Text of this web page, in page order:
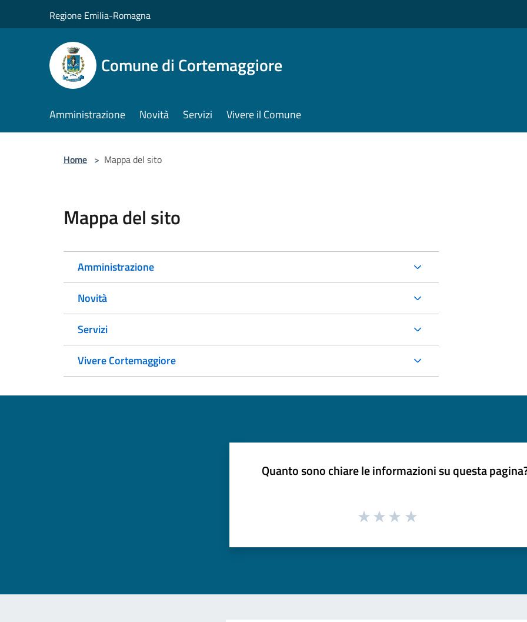
Regione Emilia-Romagna
Comune di Cortemaggiore
Amministrazione Novità Servizi Vivere il Comune
Home > Mappa del sito
Mappa del sito
Amministrazione
Novità
Servizi
Vivere Cortemaggiore
Quanto sono chiare le informazioni su questa